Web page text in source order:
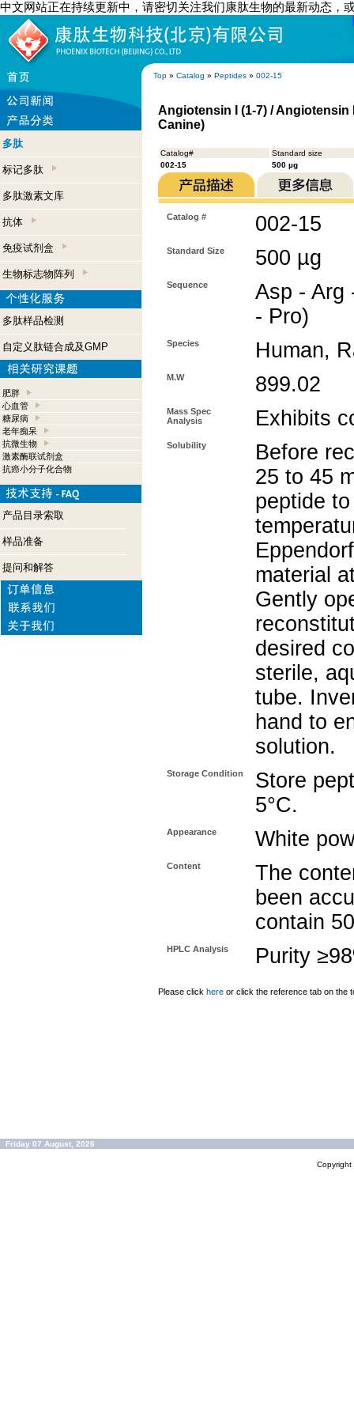
中文网站正在持续更新中，请密切关注我们康肽生物的最新动态，
Top » Catalog » Peptides » 002-15
多肽
标记多肽
多肽激素文库
抗体
免疫试剂盒
生物标志物阵列
多肽样品检测
自定义肽链合成及GMP
肥胖
心血管
糖尿病
老年痴呆
抗微生物
激素酶联试剂盒
抗癌小分子化合物
产品目录索取
样品准备
提问和解答
Angiotensin I (1-7) / Angiotensin
Canine)
Catalog#
Standard size
002-15
500 µg
Catalog # 002-15
Standard Size 500 µg
Sequence
Asp - Arg
- Pro)
Species Human,
M.W 899.02
Mass Spec
Analysis
Exhibits
Solubility
Before
25 to 45
peptide
material
Gently
desired
sterile,
tube.
hand to
solution.
Storage Condition
Store
5°C.
Appearance White
Content
The
been
contain
HPLC Analysis Purity
Please click here or click the reference tab on the
Friday 07 August, 2026